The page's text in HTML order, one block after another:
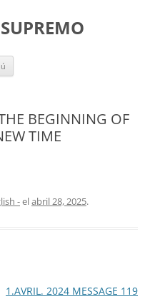
BEGINNING OF
TIME
-elabril 28, 2025.
1.AVRIL. 2024 MESSAGE 119